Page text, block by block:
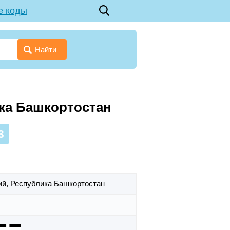
коды
Найти
Башкортостан
Республика Башкортостан